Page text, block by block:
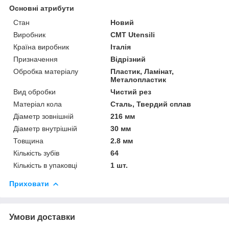
Основні атрибути
Стан
Новий
Виробник
CMT Utensili
Країна виробник
Італія
Призначення
Відрізний
Обробка матеріалу
Пластик, Ламінат,
Металопластик
Вид обробки
Чистий рез
Матеріал кола
Сталь, Твердий сплав
Діаметр зовнішній
216 мм
Діаметр внутрішній
30 мм
Товщина
2.8 мм
Кількість зубів
64
Кількість в упаковці
1 шт.
Приховати
Умови доставки